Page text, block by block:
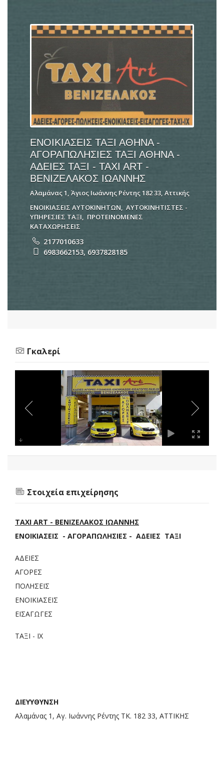
ΕΝΟΙΚΙΑΣΕΙΣ ΤΑΞΙ ΑΘΗΝΑ -
ΑΓΟΡΑΠΩΛΗΣΙΕΣ ΤΑΞΙ ΑΘΗΝΑ -
ΑΔΕΙΕΣ ΤΑΞΙ - TAXI ART -
ΒΕΝΙΖΕΛΑΚΟΣ ΙΩΑΝΝΗΣ
Αλαμάνας 1, Άγιος Ιωάννης Ρέντης 182 33, Αττικής
ΕΝΟΙΚΙΑΣΕΙΣ ΑΥΤΟΚΙΝΗΤΩΝ, ΑΥΤΟΚΙΝΗΤΙΣΤΕΣ -
ΥΠΗΡΕΣΙΕΣ ΤΑΞΙ, ΠΡΟΤΕΙΝΟΜΕΝΕΣ
ΚΑΤΑΧΩΡΗΣΕΙΣ
2177010633
6983662153, 6937828185
Γκαλερί
Στοιχεία επιχείρησης
TAXI ART - ΒΕΝΙΖΕΛΑΚΟΣ ΙΩΑΝΝΗΣ
ΕΝΟΙΚΙΑΣΕΙΣ - ΑΓΟΡΑΠΩΛΗΣΙΕΣ - ΑΔΕΙΕΣ ΤΑΞΙ
ΑΔΕΙΕΣ
ΑΓΟΡΕΣ
ΠΟΛΗΣΕΙΣ
ΕΝΟΙΚΙΑΣΕΙΣ
ΕΙΣΑΓΩΓΕΣ
ΤΑΞΙ - ΙΧ
ΔΙΕΥΥΘΥΝΣΗ
Αλαμάνας 1, Αγ. Ιωάννης Ρέντης ΤΚ. 182 33, ΑΤΤΙΚΗΣ